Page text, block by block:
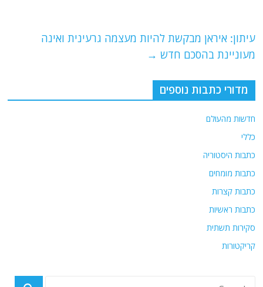
k
עיתון: איראן מבקשת להיות מעצמה גרעינית ואינה
מעוניינת בהסכם חדש →
מדורי כתבות נוספים
חדשות מהעולם
כללי
כתבות היסטוריה
כתבות מומחים
כתבות קצרות
כתבות ראשיות
סקירות תשתית
קריקטורות